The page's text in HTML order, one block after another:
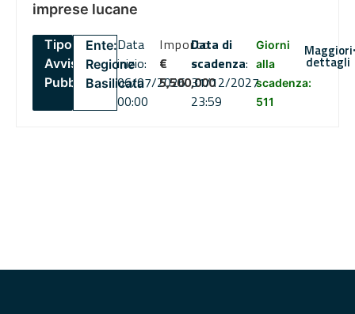
imprese lucane
Tipo:
Avviso
Pubblico
Ente:
Regione
Basilicata
Data
inizio:
06/07/2026
00:00
Importo
€
5,500,000
Data di
scadenza:
31/12/2027
23:59
Giorni
alla
scadenza:
511
Maggiori
dettagli